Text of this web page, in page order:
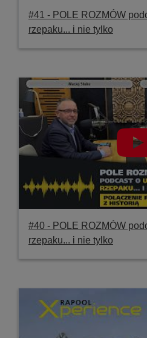
#41 ‐ POLE ROZMÓW
rzepaku... i nie tylko
#40 ‐ POLE ROZMÓW
rzepaku... i nie tylko